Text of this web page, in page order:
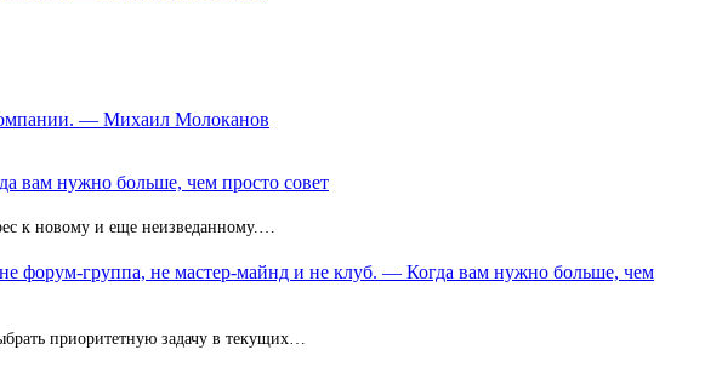
— Михаил Молоканов
вам нужно больше, чем просто совет
к новому и еще неизведанному.…
форум-группа, не мастер-майнд и не клуб. — Когда вам нужно больше, чем
приоритетную задачу в текущих…